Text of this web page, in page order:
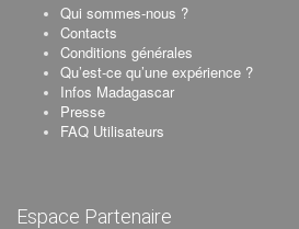
Qui sommes-nous ?
Contacts
Conditions générales
Qu’est-ce qu’une expérience ?
Infos Madagascar
Presse
FAQ Utilisateurs
Espace Partenaire